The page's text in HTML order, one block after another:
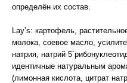
определён их состав.
Lay’s: картофель,
молока, соевое масло,
натрия, натрий
идентичные натуральным
(лимонная кислота, цитрат